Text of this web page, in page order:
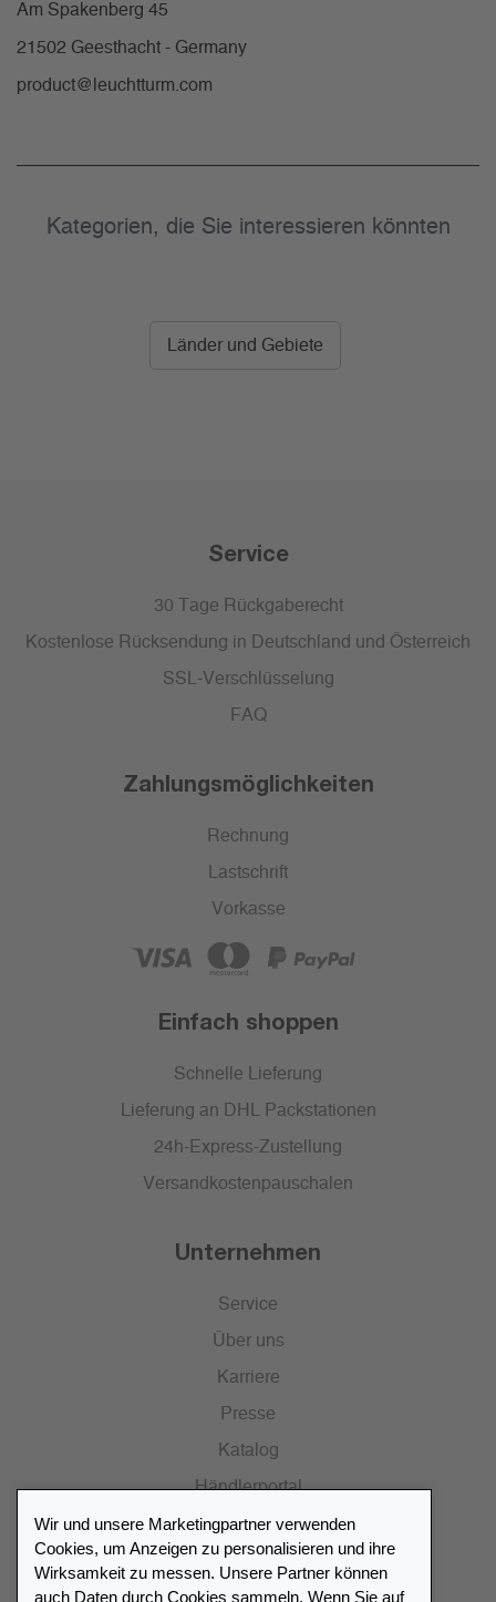
Am Spakenberg 45
21502 Geesthacht - Germany
product@leuchtturm.com
Kategorien, die Sie interessieren könnten
Länder und Gebiete
Service
30 Tage Rückgaberecht
Kostenlose Rücksendung in Deutschland und Österreich
SSL-Verschlüsselung
FAQ
Zahlungsmöglichkeiten
Rechnung
Lastschrift
Vorkasse
Einfach shoppen
Schnelle Lieferung
Lieferung an DHL Packstationen
24h-Express-Zustellung
Versandkostenpauschalen
Unternehmen
Service
Über uns
Karriere
Presse
Katalog
Händlerportal
Wir und unsere Marketingpartner verwenden
Cookies, um Anzeigen zu personalisieren und ihre
Wirksamkeit zu messen. Unsere Partner können
auch Daten durch Cookies sammeln. Wenn Sie auf